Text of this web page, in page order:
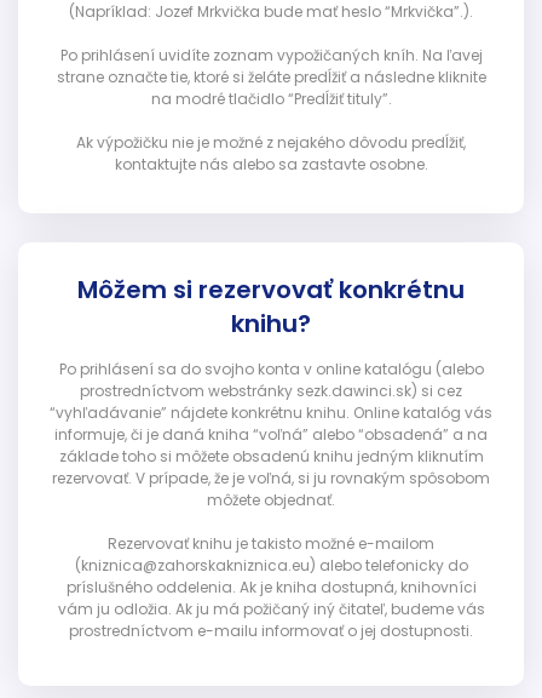
(Napríklad: Jozef Mrkvička bude mať heslo “Mrkvička”.).
Po prihlásení uvidíte zoznam vypožičaných kníh. Na ľavej
strane označte tie, ktoré si želáte predĺžiť a následne kliknite
na modré tlačidlo “Predĺžiť tituly”.
Ak výpožičku nie je možné z nejakého dôvodu predĺžiť,
kontaktujte nás alebo sa zastavte osobne.
Môžem si rezervovať konkrétnu
knihu?
Po prihlásení sa do svojho konta v online katalógu (alebo
prostredníctvom webstránky sezk.dawinci.sk) si cez
“vyhľadávanie” nájdete konkrétnu knihu. Online katalóg vás
informuje, či je daná kniha “voľná” alebo “obsadená” a na
základe toho si môžete obsadenú knihu jedným kliknutím
rezervovať. V prípade, že je voľná, si ju rovnakým spôsobom
môžete objednať.
Rezervovať knihu je takisto možné e-mailom
(kniznica@zahorskakniznica.eu) alebo telefonicky do
príslušného oddelenia. Ak je kniha dostupná, knihovníci
vám ju odložia. Ak ju má požičaný iný čitateľ, budeme vás
prostredníctvom e-mailu informovať o jej dostupnosti.